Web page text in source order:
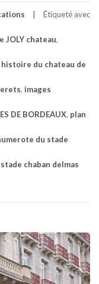
Étiqueté avec
JOLY chateau,
histoire du chateau de
, images
DE BORDEAUX, plan
du stade
chaban delmas